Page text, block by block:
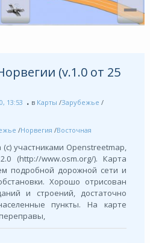
(v.1.0 от 25
13:53 в Карты /Зарубежье /
/Норвегия /Восточная
участниками Openstreetmap,
(http://www.osm.org/). Карта
подробной дорожной сети и
Хорошо отрисован
и строений, достаточно
пункты. На карте